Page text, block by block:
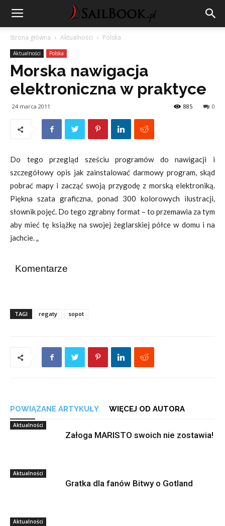
Strona główna Aktualności Polska
Aktualności Polska
Morska nawigacja
elektroniczna w praktyce
24 marca 2011 0
885
Do tego przegląd sześciu programów do nawigacji i
szczegółowy opis jak zainstalować darmowy program, skąd
pobrać mapy i zacząć swoją przygodę z morską elektroniką.
Piękna szata graficzna, ponad 300 kolorowych ilustracji,
słownik pojęć. Do tego zgrabny format – to przemawia za tym
aby mieć tę książkę na swojej żeglarskiej półce w domu i na
jachcie. „
Komentarze
TAGI regaty sopot
POWIĄZANE ARTYKUŁY WIĘCEJ OD AUTORA
Aktualności
Załoga MARISTO swoich nie zostawia!
Aktualności
Gratka dla fanów Bitwy o Gotland
Aktualności